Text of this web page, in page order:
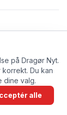
på Dragør Nyt.
Du kan
dine valg.
alle